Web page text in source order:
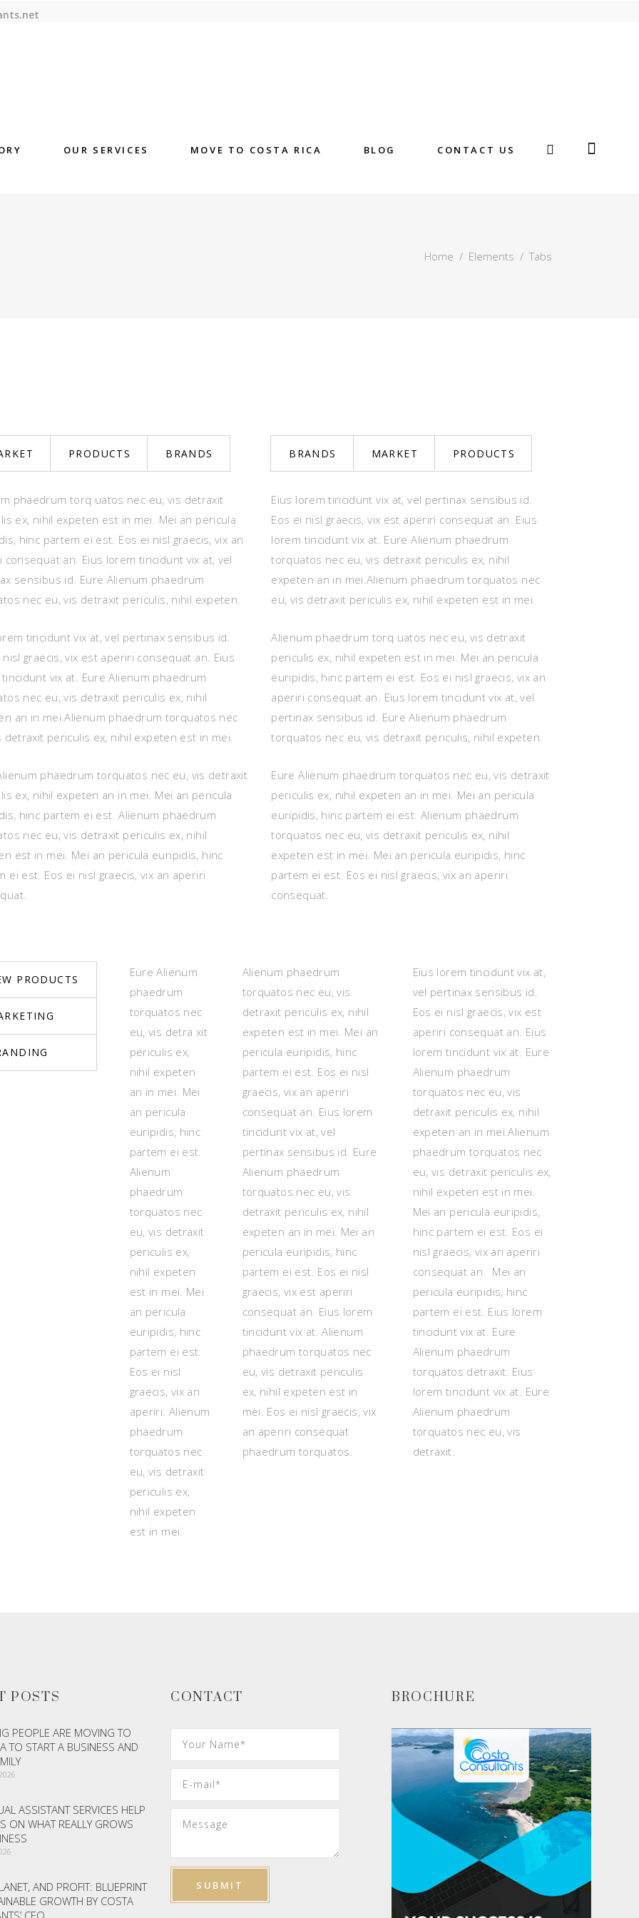
OUR SERVICES MOVE TO COSTA RICA BLOG CONTACT US
Home / Elements /Tabs
PRODUCTS BRANDS
phaedrum torq uatos nec eu, vis detraxit
ex, nihil expeten est in mei. Mei an pericula
hinc partem ei est. Eos ei nisl graecis, vix an
consequat an. Eius lorem tincidunt vix at, vel
sensibus id. Eure Alienum phaedrum
nec eu, vis detraxit periculis, nihil expeten.
tincidunt vix at, vel pertinax sensibus id.
nisl graecis, vix est aperiri consequat an. Eius
vix at. Eure Alienum phaedrum
nec eu, vis detraxit periculis ex, nihil
an in mei.Alienum phaedrum torquatos nec
detraxit periculis ex, nihil expeten est in mei.
phaedrum torquatos nec eu, vis detraxit
ex, nihil expeten an in mei. Mei an pericula
hinc partem ei est. Alienum phaedrum
nec eu, vis detraxit periculis ex, nihil
est in mei. Mei an pericula euripidis, hinc
ei est. Eos ei nisl graecis, vix an aperiri
BRANDS MARKET PRODUCTS
Eius lorem tincidunt vix at, vel pertinax sensibus id.
Eos ei nisl graecis, vix est aperiri consequat an. Eius
lorem tincidunt vix at. Eure Alienum phaedrum
torquatos nec eu, vis detraxit periculis ex, nihil
expeten an in mei.Alienum phaedrum torquatos nec
eu, vis detraxit periculis ex, nihil expeten est in mei.
Alienum phaedrum torq uatos nec eu, vis detraxit
periculis ex, nihil expeten est in mei. Mei an pericula
euripidis, hinc partem ei est. Eos ei nisl graecis, vix an
aperiri consequat an. Eius lorem tincidunt vix at, vel
pertinax sensibus id. Eure Alienum phaedrum
torquatos nec eu, vis detraxit periculis, nihil expeten.
Eure Alienum phaedrum torquatos nec eu, vis detraxit
periculis ex, nihil expeten an in mei. Mei an pericula
euripidis, hinc partem ei est. Alienum phaedrum
torquatos nec eu, vis detraxit periculis ex, nihil
expeten est in mei. Mei an pericula euripidis, hinc
partem ei est. Eos ei nisl graecis, vix an aperiri
consequat.
PRODUCTS
Eure Alienum
phaedrum
torquatos nec
eu, vis detra xit
periculis ex,
nihil expeten
an in mei. Mei
an pericula
euripidis, hinc
partem ei est.
Alienum
phaedrum
torquatos nec
eu, vis detraxit
periculis ex,
nihil expeten
est in mei. Mei
an pericula
euripidis, hinc
partem ei est.
Eos ei nisl
graecis, vix an
aperiri. Alienum
phaedrum
torquatos nec
eu, vis detraxit
periculis ex,
nihil expeten
est in mei.
Alienum phaedrum
torquatos nec eu, vis
detraxit periculis ex, nihil
expeten est in mei. Mei an
pericula euripidis, hinc
partem ei est. Eos ei nisl
graecis, vix an aperiri
consequat an. Eius lorem
tincidunt vix at, vel
pertinax sensibus id. Eure
Alienum phaedrum
torquatos nec eu, vis
detraxit periculis ex, nihil
expeten an in mei. Mei an
pericula euripidis, hinc
partem ei est. Eos ei nisl
graecis, vix est aperiri
consequat an. Eius lorem
tincidunt vix at. Alienum
phaedrum torquatos nec
eu, vis detraxit periculis
ex, nihil expeten est in
mei. Eos ei nisl graecis, vix
an aperiri consequat
phaedrum torquatos.
Eius lorem tincidunt vix at,
vel pertinax sensibus id.
Eos ei nisl graecis, vix est
aperiri consequat an. Eius
lorem tincidunt vix at. Eure
Alienum phaedrum
torquatos nec eu, vis
detraxit periculis ex, nihil
expeten an in mei.Alienum
phaedrum torquatos nec
eu, vis detraxit periculis ex,
nihil expeten est in mei.
Mei an pericula euripidis,
hinc partem ei est. Eos ei
nisl graecis, vix an aperiri
consequat an. Mei an
pericula euripidis, hinc
partem ei est. Eius lorem
tincidunt vix at. Eure
Alienum phaedrum
torquatos detraxit. Eius
lorem tincidunt vix at. Eure
Alienum phaedrum
torquatos nec eu, vis
detraxit.
POSTS
PEOPLE ARE MOVING TO
TO START A BUSINESS AND
ASSISTANT SERVICES HELP
ON WHAT REALLY GROWS
AND PROFIT: BLUEPRINT
GROWTH BY COSTA
CEO
CONTACT BROCHURE